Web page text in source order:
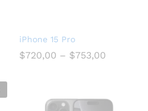
iPhone 15 Pro
$720,00 – $753,00